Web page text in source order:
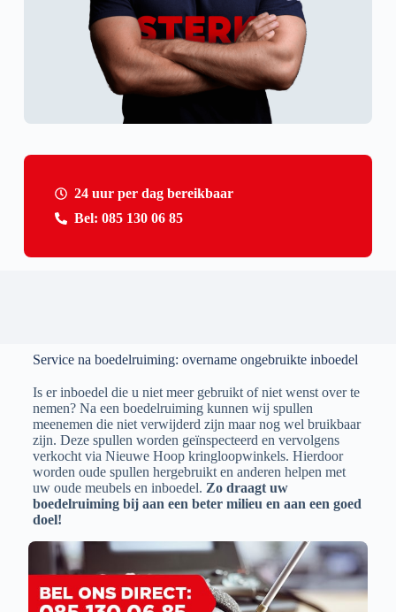
24 uur per dag bereikbaar
Bel: 085 130 06 85
Service na boedelruiming: overname ongebruikte inboedel
Is er inboedel die u niet meer gebruikt of niet wenst over te
nemen? Na een boedelruiming kunnen wij spullen
meenemen die niet verwijderd zijn maar nog wel bruikbaar
zijn. Deze spullen worden geïnspecteerd en vervolgens
verkocht via Nieuwe Hoop kringloopwinkels. Hierdoor
worden oude spullen hergebruikt en anderen helpen met
uw oude meubels en inboedel. Zo draagt uw
boedelruiming bij aan een beter milieu en aan een goed
doel!